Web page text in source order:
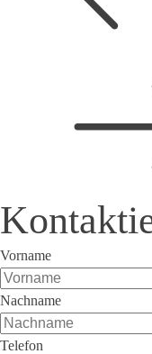
Vorname
Nachname
Telefon